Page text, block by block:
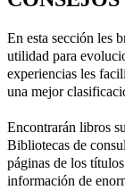
En esta sección les
utilidad para
experiencias les
una mejor
Encontrarán libros
Bibliotecas de
páginas de los
información de